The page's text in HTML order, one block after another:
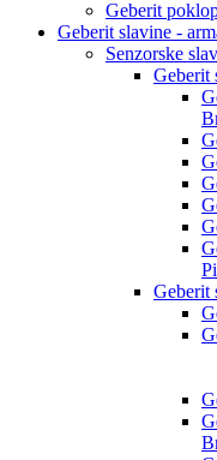
Geberit
Geberit slavine -
Senzorske
Geberit
Geberit